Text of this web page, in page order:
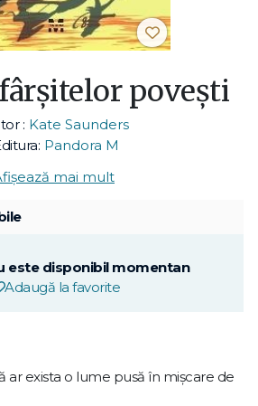
povești
: Kate Saunders
Pandora M
mai mult
este disponibil momentan
Adaugă la favorite
ar exista o lume pusă în mișcare de